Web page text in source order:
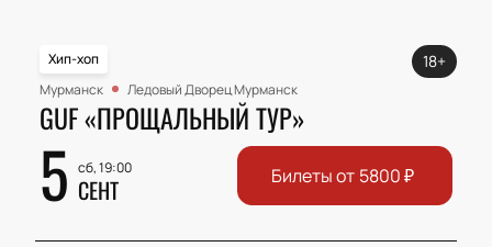
Хип-хоп
Мурманск
Ледовый Дворец Мурманск
GUF «ПРОЩАЛЬНЫЙ ТУР»
5 сб, 19:00
СЕНТ
18+
Билеты от 5800₽